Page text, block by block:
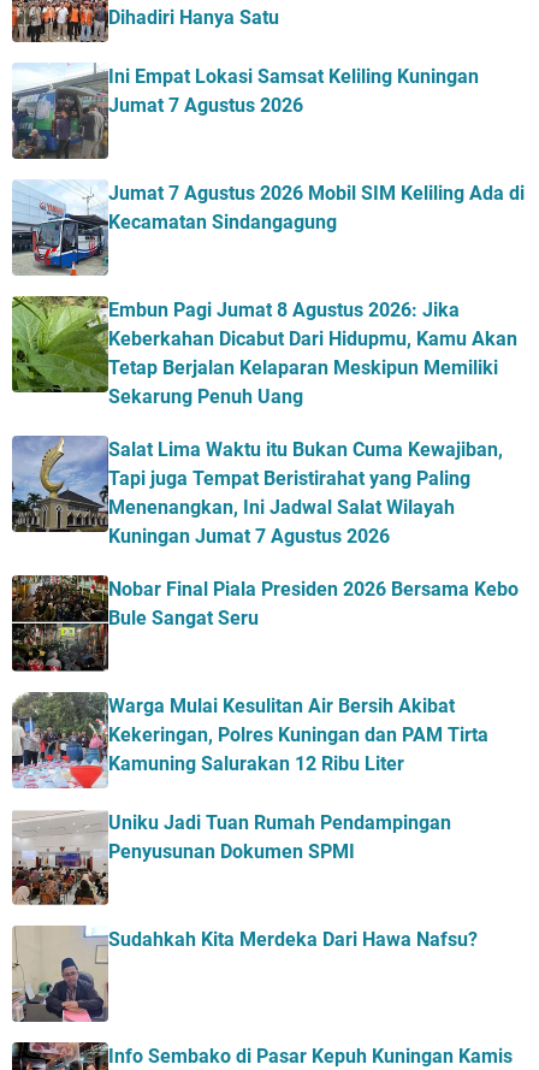
Dihadiri Hanya Satu
Ini Empat Lokasi Samsat Keliling Kuningan
Jumat 7 Agustus 2026
Jumat 7 Agustus 2026 Mobil SIM Keliling Ada di
Kecamatan Sindangagung
Embun Pagi Jumat 8 Agustus 2026: Jika
Keberkahan Dicabut Dari Hidupmu, Kamu Akan
Tetap Berjalan Kelaparan Meskipun Memiliki
Sekarung Penuh Uang
Salat Lima Waktu itu Bukan Cuma Kewajiban,
Tapi juga Tempat Beristirahat yang Paling
Menenangkan, Ini Jadwal Salat Wilayah
Kuningan Jumat 7 Agustus 2026
Nobar Final Piala Presiden 2026 Bersama Kebo
Bule Sangat Seru
Warga Mulai Kesulitan Air Bersih Akibat
Kekeringan, Polres Kuningan dan PAM Tirta
Kamuning Salurakan 12 Ribu Liter
Uniku Jadi Tuan Rumah Pendampingan
Penyusunan Dokumen SPMI
Sudahkah Kita Merdeka Dari Hawa Nafsu?
Info Sembako di Pasar Kepuh Kuningan Kamis